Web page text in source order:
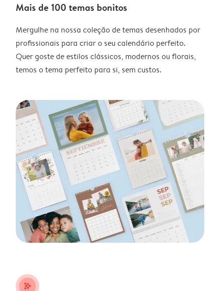
Mais de 100 temas bonitos
Mergulhe na nossa coleção de temas desenhados por
profissionais para criar o seu calendário perfeito.
Quer goste de estilos clássicos, modernos ou florais,
temos o tema perfeito para si, sem custos.
stars_plus